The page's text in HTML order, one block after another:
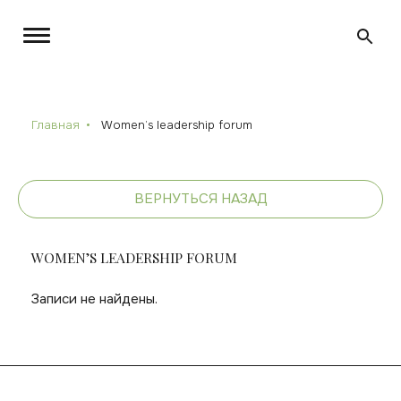
Главная Women’s leadership forum
ВЕРНУТЬСЯ НАЗАД
WOMEN’S LEADERSHIP FORUM
Записи не найдены.